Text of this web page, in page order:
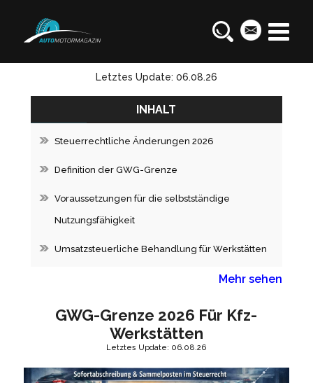
Letztes Update: 06.08.26
INHALT
Steuerrechtliche Änderungen 2026
Definition der GWG-Grenze
Voraussetzungen für die selbstständige
Nutzungsfähigkeit
Umsatzsteuerliche Behandlung für Werkstätten
Mehr sehen
GWG-Grenze 2026 Für Kfz-
Werkstätten
Letztes Update: 06.08.26